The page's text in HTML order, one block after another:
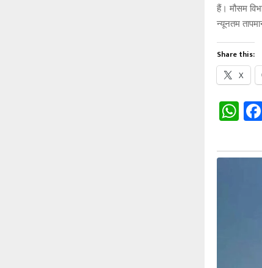
हैं। मौसम
न्यूनतम
Share this:
X
W
at